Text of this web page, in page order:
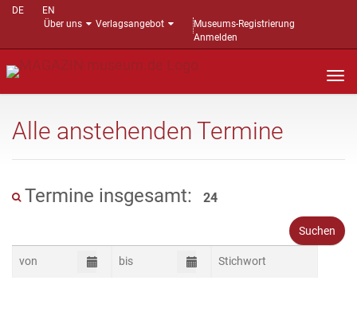
DE
EN
Über uns
Verlagsangebot
Museums-Registrierung
Anmelden
Alle anstehenden Termine
Termine insgesamt: 24